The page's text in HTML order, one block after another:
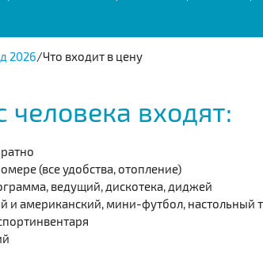
2026/Что входит в цену
человека входят:
(все удобства, отопление)
ведущий, дискотека, диджей
и американский, мини-футбол, настольный